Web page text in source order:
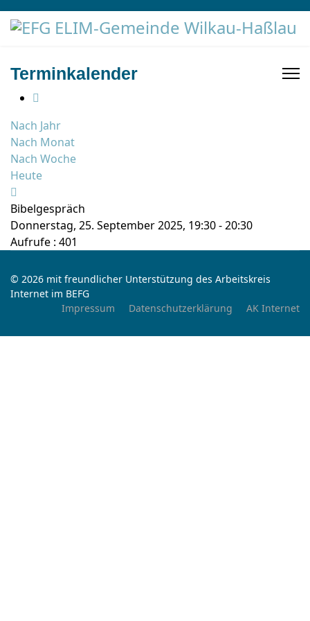
Terminkalender
Nach Jahr
Nach Monat
Nach Woche
Heute
Bibelgespräch
Donnerstag, 25. September 2025, 19:30 - 20:30
Aufrufe : 401
© 2026 mit freundlicher Unterstützung des Arbeitskreis
Internet im BEFG
Impressum
Datenschutzerklärung AK Internet